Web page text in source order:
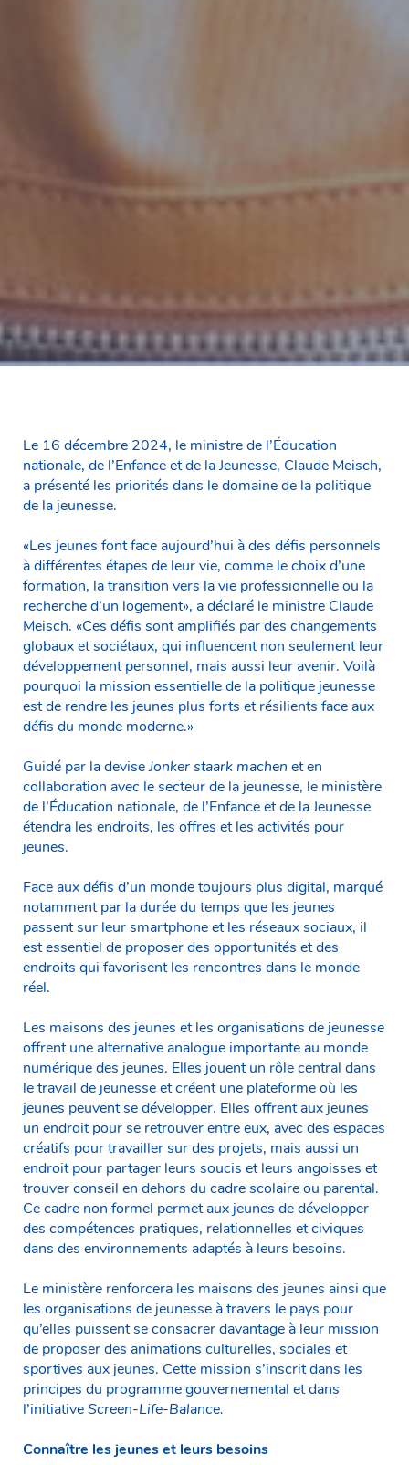
Le 16 décembre 2024, le ministre de l’Éducation
nationale, de l’Enfance et de la Jeunesse, Claude Meisch,
a présenté les priorités dans le domaine de la politique
de la jeunesse.
«Les jeunes font face aujourd’hui à des défis personnels
à différentes étapes de leur vie, comme le choix d’une
formation, la transition vers la vie professionnelle ou la
recherche d’un logement», a déclaré le ministre Claude
Meisch. «Ces défis sont amplifiés par des changements
globaux et sociétaux, qui influencent non seulement leur
développement personnel, mais aussi leur avenir. Voilà
pourquoi la mission essentielle de la politique jeunesse
est de rendre les jeunes plus forts et résilients face aux
défis du monde moderne.»
Guidé par la deviseJonker staark machen et en
collaboration avec le secteur de la jeunesse, le ministère
de l’Éducation nationale, de l’Enfance et de la Jeunesse
étendra les endroits, les offres et les activités pour
jeunes.
Face aux défis d’un monde toujours plus digital, marqué
notamment par la durée du temps que les jeunes
passent sur leur smartphone et les réseaux sociaux, il
est essentiel de proposer des opportunités et des
endroits qui favorisent les rencontres dans le monde
réel.
Les maisons des jeunes et les organisations de jeunesse
offrent une alternative analogue importante au monde
numérique des jeunes. Elles jouent un rôle central dans
le travail de jeunesse et créent une plateforme où les
jeunes peuvent se développer. Elles offrent aux jeunes
un endroit pour se retrouver entre eux, avec des espaces
créatifs pour travailler sur des projets, mais aussi un
endroit pour partager leurs soucis et leurs angoisses et
trouver conseil en dehors du cadre scolaire ou parental.
Ce cadre non formel permet aux jeunes de développer
des compétences pratiques, relationnelles et civiques
dans des environnements adaptés à leurs besoins.
Le ministère renforcera les maisons des jeunes ainsi que
les organisations de jeunesse à travers le pays pour
qu’elles puissent se consacrer davantage à leur mission
de proposer des animations culturelles, sociales et
sportives aux jeunes. Cette mission s’inscrit dans les
principes du programme gouvernemental et dans
l’initiativeScreen-Life-Balance.
Connaître les jeunes et leurs besoins